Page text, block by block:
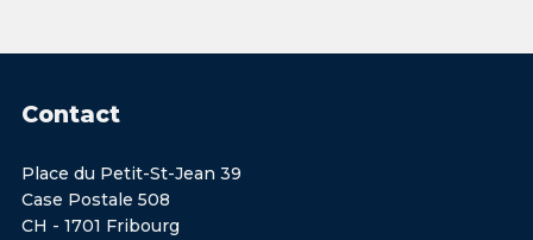
Contact
Place du Petit-St-Jean 39
Case Postale 508
CH - 1701 Fribourg